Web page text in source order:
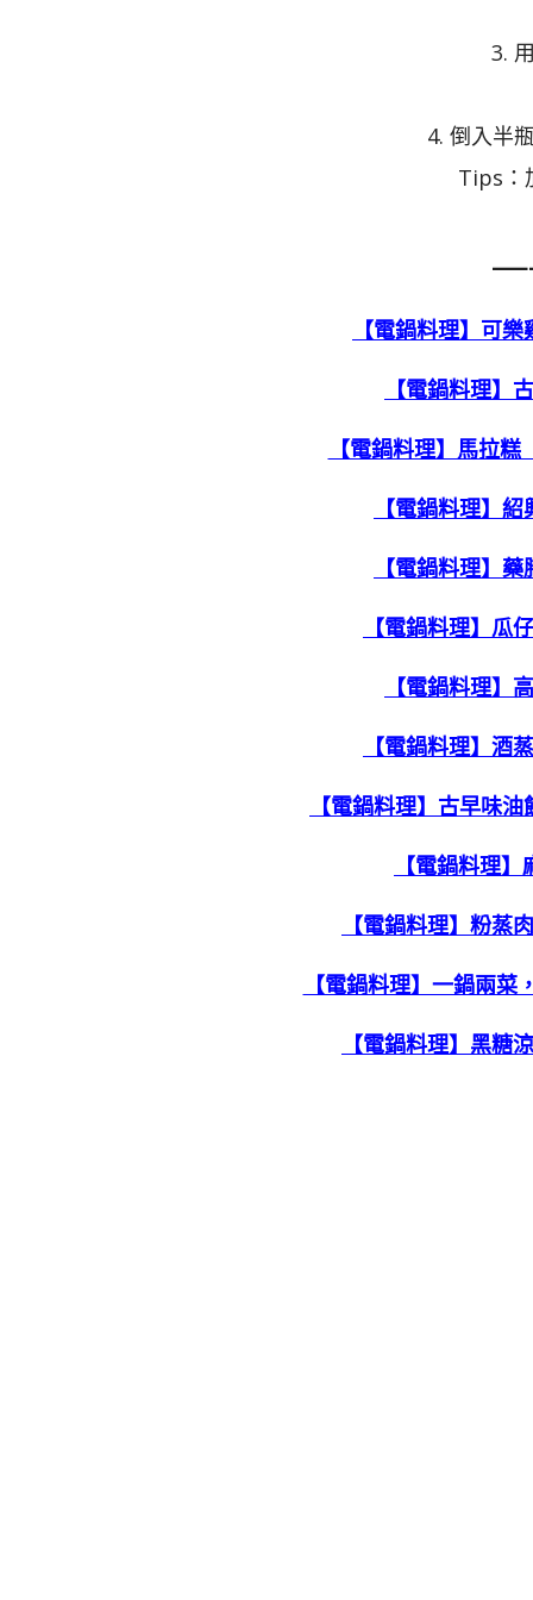
3.
4. 倒入半
Tips：
【電鍋料理】可
【電鍋料理】
【電鍋料理】馬拉
【電鍋料理】
【電鍋料理】
【電鍋料理】瓜
【電鍋料理】
【電鍋料理】酒
【電鍋料理】古早味
【電鍋料理
【電鍋料理】粉蒸
【電鍋料理】一鍋兩
【電鍋料理】黑糖